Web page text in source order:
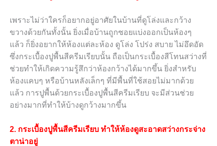
เพราะไม่ว่าใครก็อยากอยู่อาศัยในบ้านที่ดูโล่งและกว้าง
ขวางด้วยกันทั้งนั้น ยิ่งเมื่อบ้านถูกซอยแบ่งออกเป็นห้องๆ
แล้ว ก็ยิ่งอยากให้ห้องแต่ละห้อง ดูโล่ง โปร่ง สบาย ไม่อึดอัด
ซึ่งกระเบื้องปูพื้นสีครีมเรียบนั้น ถือเป็นกระเบื้องสีโทนสว่างที่
ช่วยทำให้เกิดความรู้สึกว่าห้องกว้างได้มากขึ้น ยิ่งสำหรับ
ห้องแคบๆ หรือบ้านหลังเล็กๆ ที่มีพื้นที่ใช้สอยไม่มากด้วย
แล้ว การปูพื้นด้วยกระเบื้องปูพื้นสีครีมเรียบ จะมีส่วนช่วย
อย่างมากที่ทำให้บ้างดูกว้างมากขึ้น
2. กระเบื้องปูพื้นสีครีมเรียบ ทำให้ห้องดูสะอาดสว่างกระจ่าง
ตาน่าอยู่